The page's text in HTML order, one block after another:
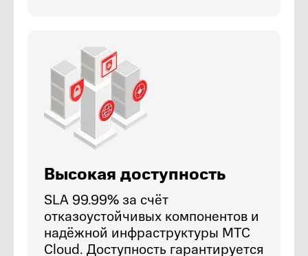
Высокая доступность
SLA 99.99% за счёт
отказоустойчивых компонентов и
надёжной инфраструктуры МТС
Cloud. Доступность гарантируется